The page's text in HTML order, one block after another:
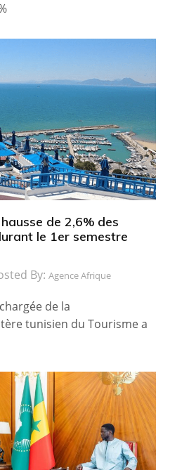
de 2,6% des
le 1er semestre
By: Agence Afrique
de la
tunisien du Tourisme a